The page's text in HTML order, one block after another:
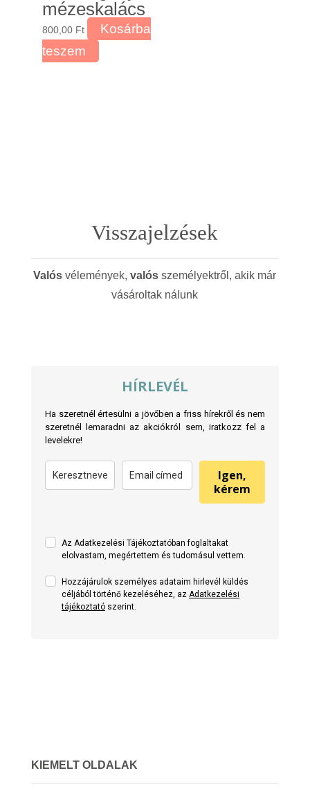
mézeskalács
800,00 Ft
Kosárba
teszem
Visszajelzések
Valós vélemények,valós személyektről, akik már
vásároltak nálunk
HÍRLEVÉL
Ha szeretnél értesülni a jövőben a friss hírekről és nem
szeretnél lemaradni az akciókról sem, iratkozz fel a
levelekre!
Igen,
kérem
Az Adatkezelési Tájékoztatóban foglaltakat
elolvastam, megértettem és tudomásul vettem.
Hozzájárulok személyes adataim hirlevél küldés
céljából történő kezeléséhez, az Adatkezelési
tájékoztatószerint.
KIEMELT OLDALAK